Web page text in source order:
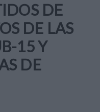
DE
DE LAS
15 Y
DE